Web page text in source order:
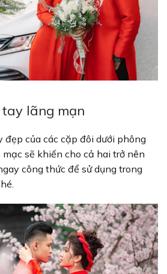
lãng mạn
của các cặp đôi dưới phông
sẽ khiến cho cả hai trở nên
công thức để sử dụng trong